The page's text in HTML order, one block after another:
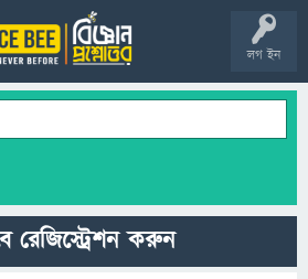
লগ ইন
রেজিস্ট্রেশন করুন